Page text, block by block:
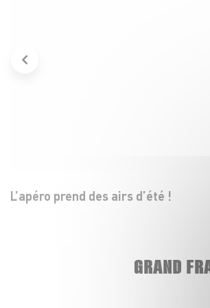
L’apéro prend des airs d’été !
GRAND